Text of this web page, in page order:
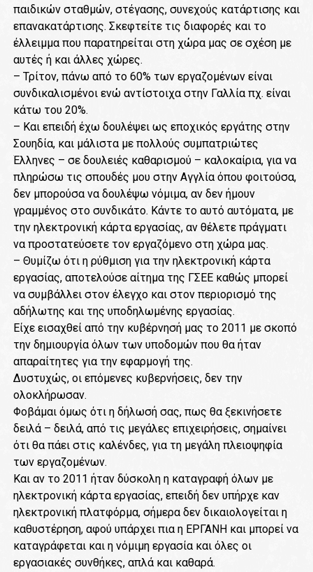
παιδικών σταθμών, στέγασης, συνεχούς κατάρτισης και
επανακατάρτισης. Σκεφτείτε τις διαφορές και το
έλλειμμα που παρατηρείται στη χώρα μας σε σχέση με
αυτές ή και άλλες χώρες.
– Τρίτον, πάνω από το 60% των εργαζομένων είναι
συνδικαλισμένοι ενώ αντίστοιχα στην Γαλλία πχ. είναι
κάτω του 20%.
– Και επειδή έχω δουλέψει ως εποχικός εργάτης στην
Σουηδία, και μάλιστα με πολλούς συμπατριώτες
Έλληνες – σε δουλειές καθαρισμού – καλοκαίρια, για να
πληρώσω τις σπουδές μου στην Αγγλία όπου φοιτούσα,
δεν μπορούσα να δουλέψω νόμιμα, αν δεν ήμουν
γραμμένος στο συνδικάτο. Κάντε το αυτό αυτόματα, με
την ηλεκτρονική κάρτα εργασίας, αν θέλετε πράγματι
να προστατεύσετε τον εργαζόμενο στη χώρα μας.
– Θυμίζω ότι η ρύθμιση για την ηλεκτρονική κάρτα
εργασίας, αποτελούσε αίτημα της ΓΣΕΕ καθώς μπορεί
να συμβάλλει στον έλεγχο και στον περιορισμό της
αδήλωτης και της υποδηλωμένης εργασίας.
Είχε εισαχθεί από την κυβέρνησή μας το 2011 με σκοπό
την δημιουργία όλων των υποδομών που θα ήταν
απαραίτητες για την εφαρμογή της.
Δυστυχώς, οι επόμενες κυβερνήσεις, δεν την
ολοκλήρωσαν.
Φοβάμαι όμως ότι η δήλωσή σας, πως θα ξεκινήσετε
δειλά – δειλά, από τις μεγάλες επιχειρήσεις, σημαίνει
ότι θα πάει στις καλένδες, για τη μεγάλη πλειοψηφία
των εργαζομένων.
Και αν το 2011 ήταν δύσκολη η καταγραφή όλων με
ηλεκτρονική κάρτα εργασίας, επειδή δεν υπήρχε καν
ηλεκτρονική πλατφόρμα, σήμερα δεν δικαιολογείται η
καθυστέρηση, αφού υπάρχει πια η ΕΡΓΑΝΗ και μπορεί να
καταγράφεται και η νόμιμη εργασία και όλες οι
εργασιακές συνθήκες, απλά και καθαρά.